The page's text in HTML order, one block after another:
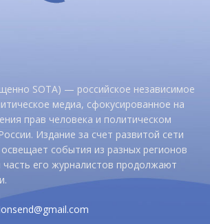
SOTA) — российское независимое
медиа, сфокусированное на
прав человека и политическом
Издание за счет развитой сети
события из разных регионов
его журналистов продолжают